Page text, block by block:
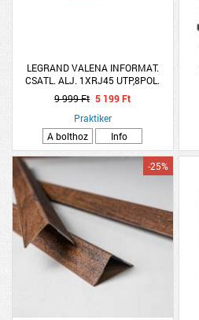
LEGRAND VALENA INFORMAT.
CSATL. ALJ. 1XRJ45 UTP,8POL.
CAT5E FEHÉR, BILL.+MECH.
9 999 Ft 5 199 Ft
Praktiker
A bolthoz
Info
-25%